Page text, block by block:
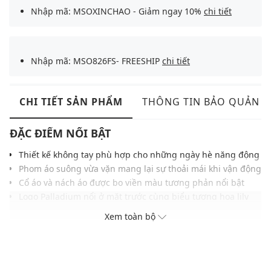
Nhập mã: MSOXINCHAO - Giảm ngay 10% chi tiết
Nhập mã: MSO826FS- FREESHIP chi tiết
CHI TIẾT SẢN PHẨM THÔNG TIN BẢO QUẢN
ĐẶC ĐIỂM NỔI BẬT
Thiết kế không tay phù hợp cho những ngày hè năng động
Phom áo suông vừa vặn mang lại sự thoải mái khi vận động
Cổ áo và nách áo được bo viền màu tương phản nổi bật
Nhãn logo vải ở gấu áo hoàn thiện vẻ ngoài, thích hợp cho
Xem toàn bộ